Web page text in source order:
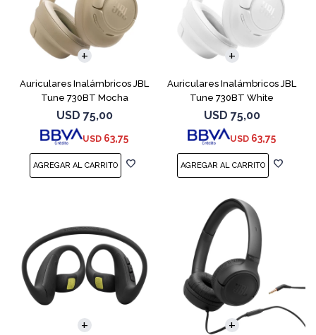
Auriculares Inalámbricos JBL
Tune 730BT Mocha
USD 75,00
USD 63,75
Auriculares Inalámbricos JBL
Tune 730BT White
USD 75,00
USD 63,75